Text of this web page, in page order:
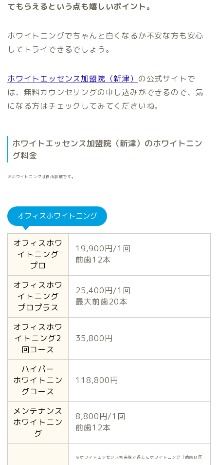
てもらえるという点も嬉しいポイント。
ホワイトニングでちゃんと白くなるか不安な方も安心
してトライできるでしょう。
ホワイトエッセンス加盟院（新津） の公式サイトで
は、無料カウンセリングの申し込みができるので、気
になる方はチェックしてみてくださいね。
ホワイトエッセンス加盟院（新津）のホワイトニン
グ料金
※ホワイトニングは自由診療です。
オフィスホワイトニング
オフィスホワ
イトニング
プロ
19,900円/1回
前歯12本
オフィスホワ
イトニング
プロプラス
25,400円/1回
最大前歯20本
オフィスホワ
イトニング2
回コース
35,800円
ハイパー
ホワイトニン
グコース
118,800円
メンテナンス
ホワイトニン
グ
8,800円/1回
前歯12本
※ホワイトエッセンス初来院で過去にホワイトニング（他歯科医